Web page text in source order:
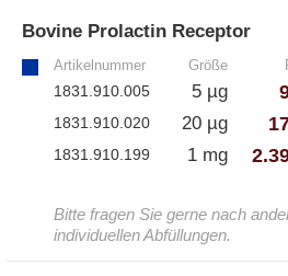
Bovine Prolactin Receptor
Artikelnummer Größe
1831.910.005 5 µg
1831.910.020 20 µg
1831.910.199 1 mg
Bitte fragen Sie gerne nach
individuellen Abfüllungen.